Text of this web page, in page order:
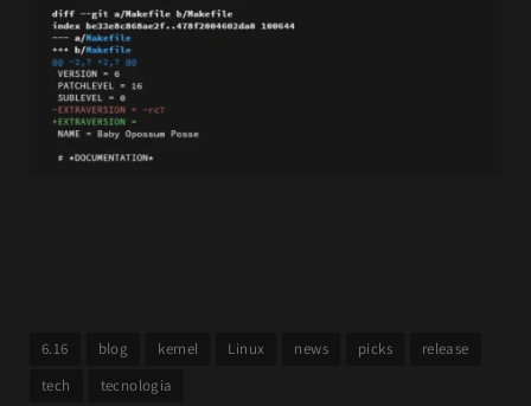
6.16 blog kernel Linux news picks
release
tech
tecnologia